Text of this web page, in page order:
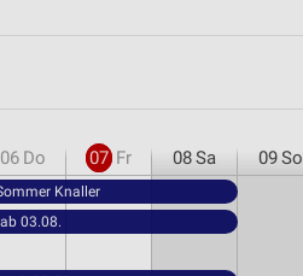
06 Do 07 Fr 08Sa 09So
Knaller
03.08.